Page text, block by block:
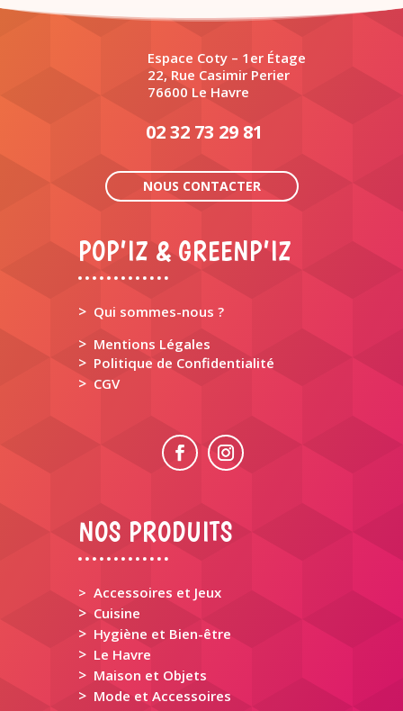
Espace Coty – 1er Étage
22, Rue Casimir Perier
76600 Le Havre
02 32 73 29 81
NOUS CONTACTER
POP’IZ & GREENP’IZ
> Qui sommes-nous ?
> Mentions Légales
> Politique de Confidentialité
> CGV
NOS PRODUITS
> Accessoires et Jeux
> Cuisine
> Hygiène et Bien-être
> Le Havre
> Maison et Objets
> Mode et Accessoires